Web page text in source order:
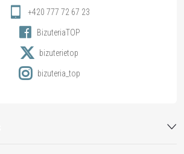
+420 777 72 67 23
BizuteriaTOP
bizuterietop
bizuteria_top